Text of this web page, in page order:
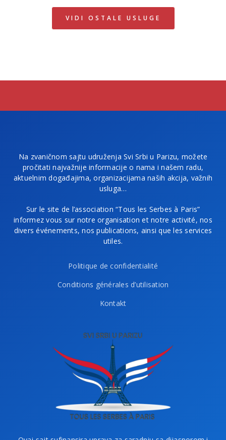
VIDI OSTALE USLUGE
Na zvaničnom sajtu udruženja Svi Srbi u Parizu, možete
pročitati najvažnije informacije o nama i našem radu,
aktuelnim događajima, organizacijama naših akcija, važnih
usluga…
Sur le site de l’association “Tous les Serbes à Paris”
informez vous sur notre organisation et notre activité, nos
divers événements, nos publications, ainsi que les services
utiles.
Politique de confidentialité
Conditions générales d’utilisation
Kontakt